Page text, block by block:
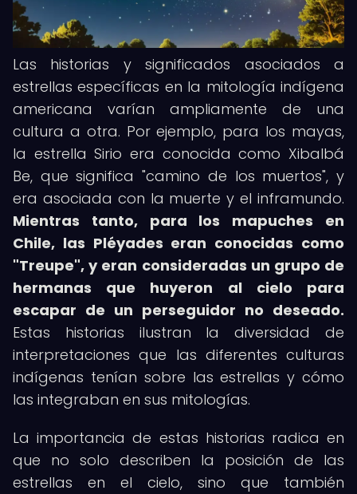
Las historias y significados asociados a
estrellas específicas en la mitología indígena
americana varían ampliamente de una
cultura a otra. Por ejemplo, para los mayas,
la estrella Sirio era conocida como Xibalbá
Be, que significa "camino de los muertos", y
era asociada con la muerte y el inframundo.
Mientras tanto, para los mapuches en
Chile, las Pléyades eran conocidas como
"Treupe", y eran consideradas un grupo de
hermanas que huyeron al cielo para
escapar de un perseguidor no deseado.
Estas historias ilustran la diversidad de
interpretaciones que las diferentes culturas
indígenas tenían sobre las estrellas y cómo
las integraban en sus mitologías.
La importancia de estas historias radica en
que no solo describen la posición de las
estrellas en el cielo, sino que también